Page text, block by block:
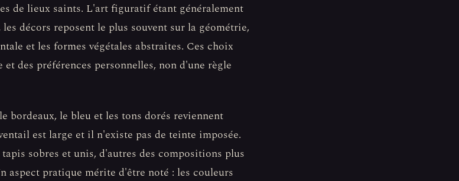
de lieux saints. L'art figuratif étant généralement
décors reposent le plus souvent sur la géométrie,
et les formes végétales abstraites. Ces choix
des préférences personnelles, non d'une règle
bordeaux, le bleu et les tons dorés reviennent
est large et il n'existe pas de teinte imposée.
sobres et unis, d'autres des compositions plus
aspect pratique mérite d'être noté : les couleurs